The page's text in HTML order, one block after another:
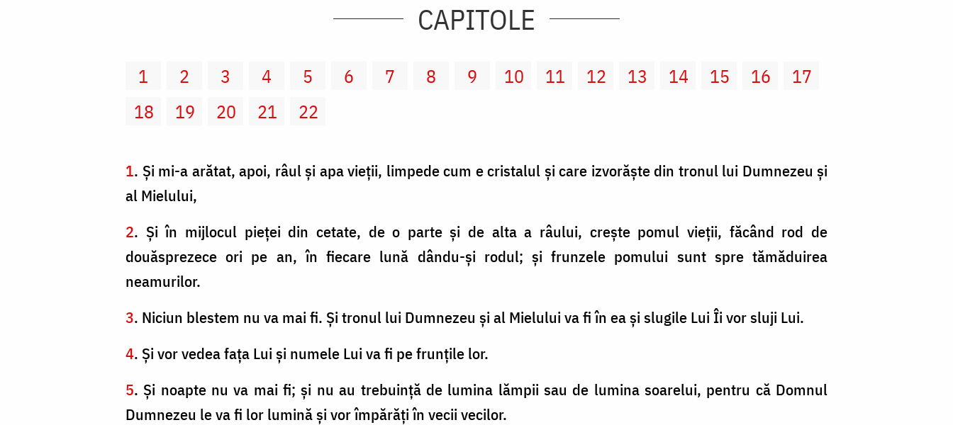
CAPITOLE
1 2 3 4 5 6 7 8 9 10 11 12 13 14 15 16
17
18
19 20 21 22
1. Şi mi-a arătat, apoi, râul şi apa vieţii, limpede cum e cristalul şi care izvorăşte din tronul lui Dumnezeu şi
al Mielului,
2. Şi în mijlocul pieţei din cetate, de o parte şi de alta a râului, creşte pomul vieţii, făcând rod de
douăsprezece ori pe an, în fiecare lună dându-şi rodul; şi frunzele pomului sunt spre tămăduirea
neamurilor.
3. Niciun blestem nu va mai fi. Şi tronul lui Dumnezeu şi al Mielului va fi în ea şi slugile Lui Îi vor sluji Lui.
4. Şi vor vedea faţa Lui şi numele Lui va fi pe frunţile lor.
5. Şi noapte nu va mai fi; şi nu au trebuinţă de lumina lămpii sau de lumina soarelui, pentru că Domnul
Dumnezeu le va fi lor lumină şi vor împărăţi în vecii vecilor.